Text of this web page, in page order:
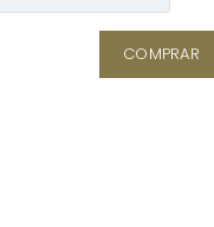
COMPRAR